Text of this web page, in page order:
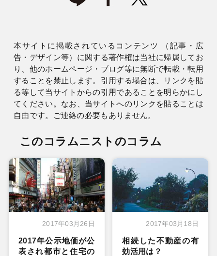
本サイトに掲載されているコンテンツ （記事・広
告・デザイン等）に関する著作権は当社に帰属してお
り、他のホームページ・ブログ等に無断で転載・転用
することを禁止します。引用する場合は、リンクを貼
る等して当サイトからの引用であることを明らかにし
てください。なお、当サイトへのリンクを貼ることは
自由です。ご連絡の必要もありません。
このコラムニストのコラム
2017年03月26日
2017年公示地価が公
表され都市と住宅の
2017年03月18日
相続した不動産の有
効活用は？